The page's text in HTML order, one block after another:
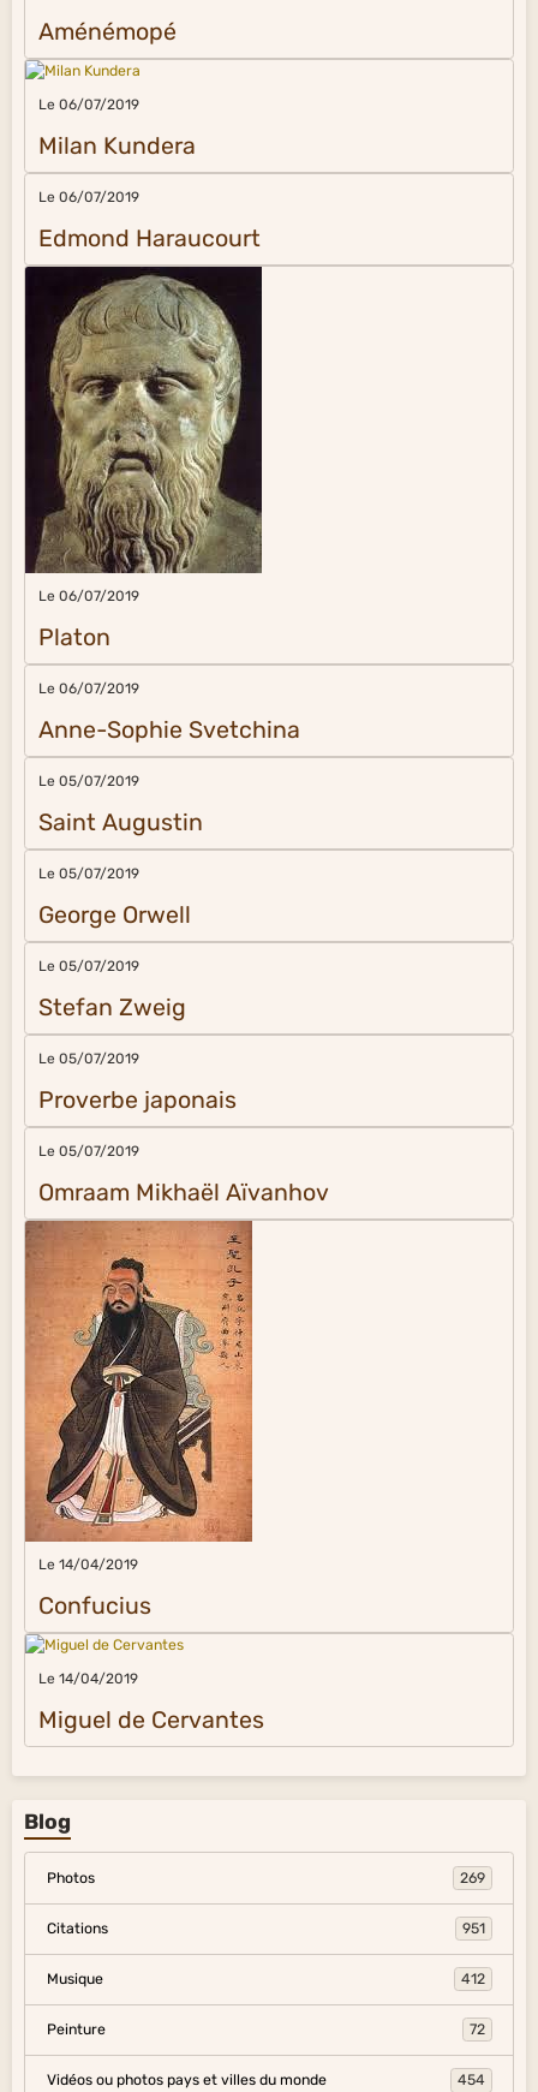
Aménémopé
Le 06/07/2019
Milan Kundera
Le 06/07/2019
Edmond Haraucourt
Le 06/07/2019
Platon
Le 06/07/2019
Anne-Sophie Svetchina
Le 05/07/2019
Saint Augustin
Le 05/07/2019
George Orwell
Le 05/07/2019
Stefan Zweig
Le 05/07/2019
Proverbe japonais
Le 05/07/2019
Omraam Mikhaël Aïvanhov
Le 14/04/2019
Confucius
Le 14/04/2019
Miguel de Cervantes
Blog
Photos 269
Citations 951
Musique 412
Peinture 72
Vidéos ou photos pays et villes du monde 454